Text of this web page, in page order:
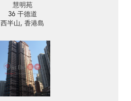
慧明苑
36 干德道
西半山, 香港島